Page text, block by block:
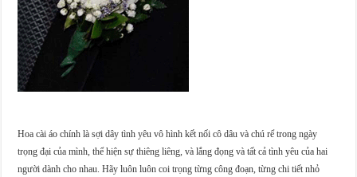
Hoa cài áo chính là sợi dây tình yêu vô hình kết nối cô dâu và chú rể trong ngày
trọng đại của mình, thể hiện sự thiêng liêng, và lắng đọng và tất cả tình yêu của hai
người dành cho nhau. Hãy luôn luôn coi trọng từng công đoạn, từng chi tiết nhỏ